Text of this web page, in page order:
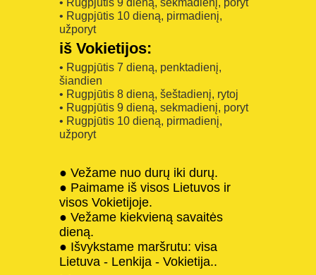
• Rugpjūtis 10 dieną, pirmadienį,
užporyt
iš Vokietijos:
• Rugpjūtis 7 dieną, penktadienį,
šiandien
• Rugpjūtis 8 dieną, šeštadienį, rytoj
• Rugpjūtis 9 dieną, sekmadienį, poryt
• Rugpjūtis 10 dieną, pirmadienį,
užporyt
● Vežame nuo durų iki durų.
● Paimame iš visos Lietuvos ir
visos Vokietijoje.
● Vežame kiekvieną savaitės
dieną.
● Išvykstame maršrutu: visa
Lietuva - Lenkija - Vokietija..